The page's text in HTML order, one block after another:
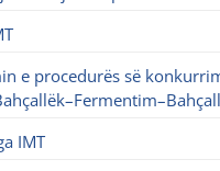
e procedurës së
IMT